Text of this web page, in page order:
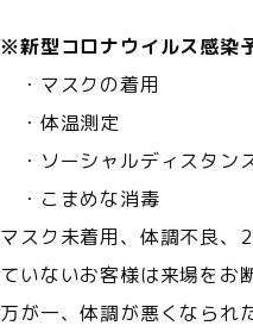
※新型コロナウイルス感染
・マスクの着用
・体温測定
・ソーシャルディスタン
・こまめな消毒
マスク未着用、体調不良
ていないお客様は来場をお
万が一、体調が悪くなられ